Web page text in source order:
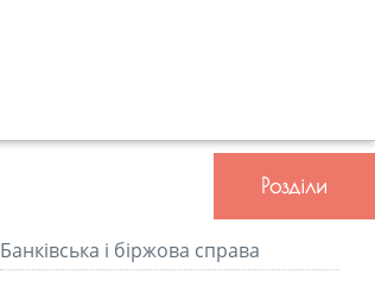
Розділи
Банківська і біржова справа